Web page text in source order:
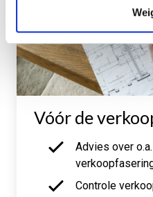
Vóór de
Advies over
Controle